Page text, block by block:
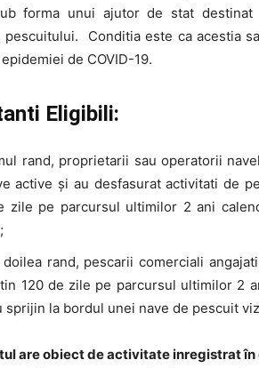
forma unui ajutor de stat
pescuitului. Conditia este ca acestia
de COVID-19.
Eligibili:
rand, proprietarii sau operatorii
active și au desfasurat activitati de
zile pe parcursul ultimilor 2 ani
rand, pescarii comerciali
120 de zile pe parcursul ultimilor 2
sprijin la bordul unei nave de pescuit
are obiect de activitate inregistrat în